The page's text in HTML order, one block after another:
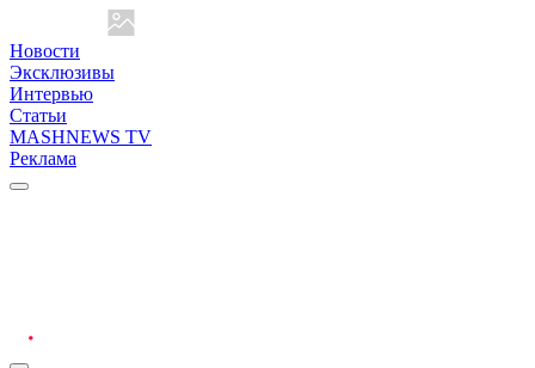
Новости
Эксклюзивы
Интервью
Статьи
MASHNEWS TV
Реклама